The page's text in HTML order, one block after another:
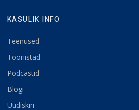
KASULIK INFO
Teenused
Tööriistad
Podcastid
Blogi
Uudiskiri